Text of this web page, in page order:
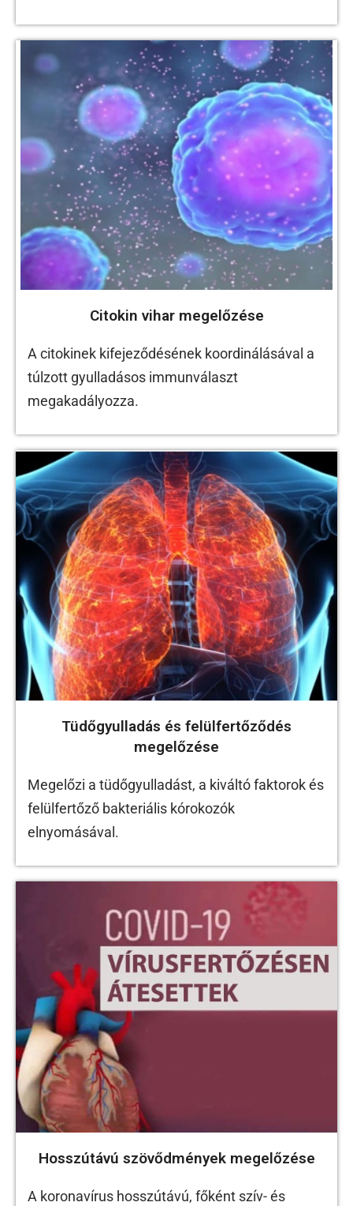
Citokin vihar megelőzése
A citokinek kifejeződésének koordinálásával a
túlzott gyulladásos immunválaszt
megakadályozza.
Tüdőgyulladás és felülfertőződés
megelőzése
Megelőzi a tüdőgyulladást, a kiváltó faktorok és
felülfertőző bakteriális kórokozók
elnyomásával.
Hosszútávú szövődmények megelőzése
A koronavírus hosszútávú, főként szív- és